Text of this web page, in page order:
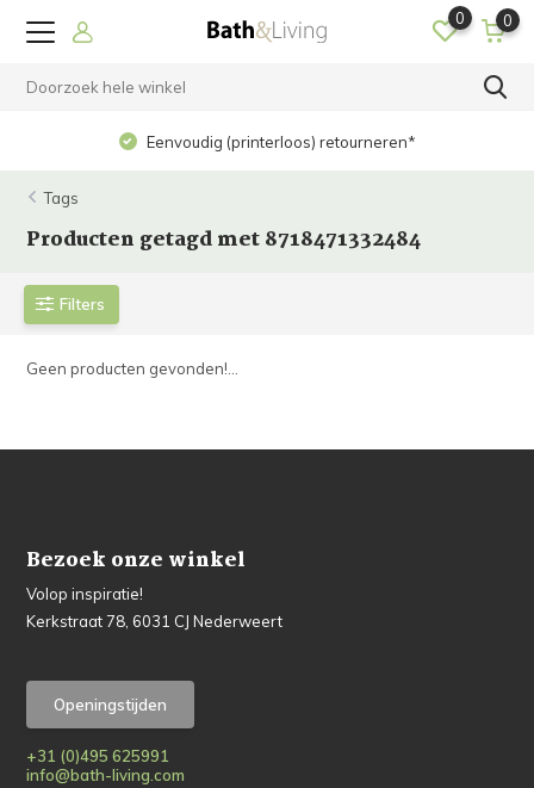
0 0
Eenvoudig (printerloos) retourneren*
Tags
Producten getagd met 8718471332484
Filters
Geen producten gevonden!...
Bezoek onze winkel
Volop inspiratie!
Kerkstraat 78, 6031 CJ Nederweert
Openingstijden
+31 (0)495 625991
info@bath-living.com